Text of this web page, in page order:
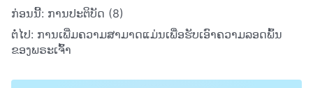
ກ່ອນນີ້: ການປະຕິບັດ (8)
ຕໍ່ໄປ: ການເພີ່ມຄວາມສາມາດແມ່ນເພື່ອຮັບເອົາຄວາມລອດພົ້ນ
ຂອງພຣະເຈົ້າ